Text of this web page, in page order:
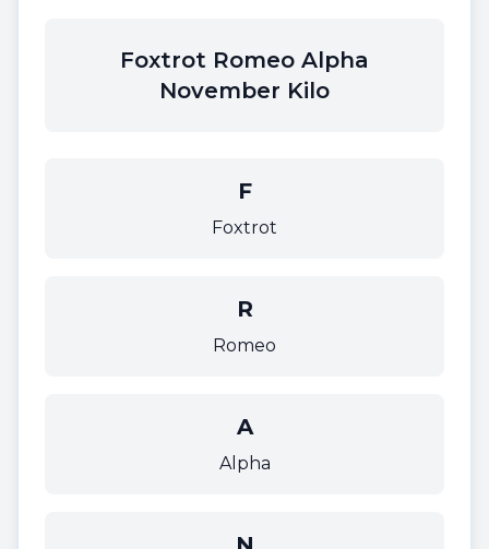
Foxtrot Romeo Alpha
November Kilo
F
Foxtrot
R
Romeo
A
Alpha